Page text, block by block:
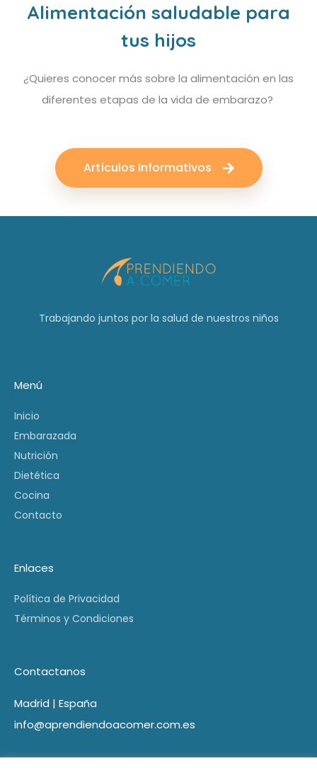
Alimentación saludable para
tus hijos
¿Quieres conocer más sobre la alimentación en las
diferentes etapas de la vida de embarazo?
Artículos Informativos
Trabajando juntos por la salud de nuestros niños
Menú
Inicio
Embarazada
Nutrición
Dietética
Cocina
Contacto
Enlaces
Política de Privacidad
Términos y Condiciones
Contactanos
Madrid | España
info@aprendiendoacomer.com.es